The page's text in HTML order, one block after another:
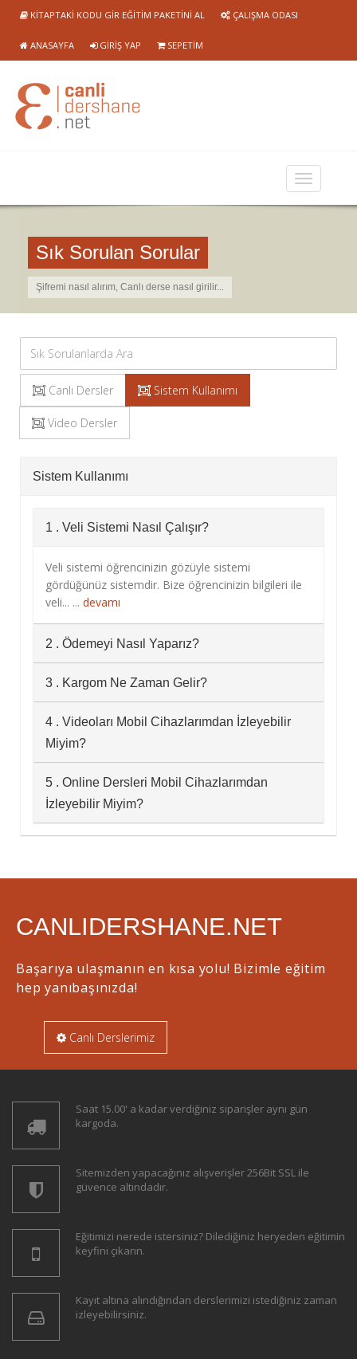
KITAPTAKI KODU GIR EĞITIM PAKETINI AL ÇALIŞMA ODASI
ANASAYFA GIRIŞ YAP SEPETIM
Sık Sorulan Sorular
Şifremi nasıl alırım, Canlı derse nasıl girilir...
Canlı Dersler Sistem Kullanımı
Video Dersler
Sistem Kullanımı
1 . Veli Sistemi Nasıl Çalışır?
Veli sistemi öğrencinizin gözüyle sistemi
gördüğünüz sistemdir. Bize öğrencinizin bilgileri ile
veli... ... devamı
2 . Ödemeyi Nasıl Yaparız?
3 . Kargom Ne Zaman Gelir?
4 . Videoları Mobil Cihazlarımdan İzleyebilir
Miyim?
5 . Online Dersleri Mobil Cihazlarımdan
İzleyebilir Miyim?
CANLIDERSHANE.NET
Başarıya ulaşmanın en kısa yolu! Bizimle eğitim
hep yanıbaşınızda!
Canlı Derslerimiz
Saat 15.00' a kadar verdiğiniz siparişler aynı gün
kargoda.
Sitemizden yapacağınız alışverişler 256Bit SSL ile
güvence altındadır.
Eğitimizi nerede istersiniz? Dilediğiniz heryeden eğitimin
keyfini çıkarın.
Kayıt altına alındığından derslerimizi istediğiniz zaman
izleyebilirsiniz.